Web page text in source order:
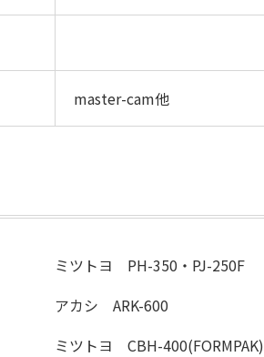
master-cam他
ミツトヨ PH-350・PJ-250F
アカシ ARK-600
ミツトヨ CBH-400(FORMPAK)